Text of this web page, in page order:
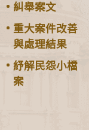
糾舉案文
重大案件改善
與處理結果
紓解民怨小檔
案